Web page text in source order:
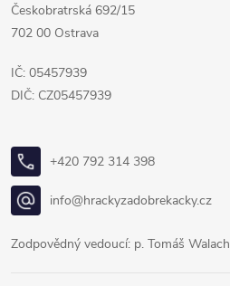
Českobratrská 692/15
702 00 Ostrava
IČ: 05457939
DIČ: CZ05457939
+420 792 314 398
info@hrackyzadobrekacky.cz
Zodpovědný vedoucí: p. Tomáš Walach